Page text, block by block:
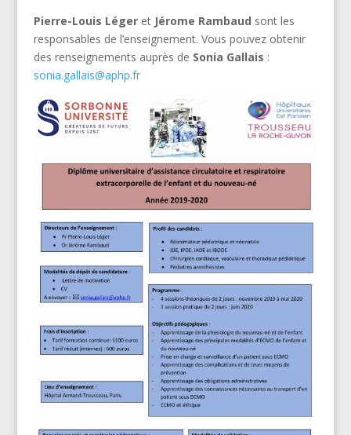
Pierre-Louis Légeret Jérome Rambaud sont les
responsables de l’enseignement. Vous pouvez obtenir
des renseignements auprès de Sonia Gallais :
sonia.gallais@aphp.fr